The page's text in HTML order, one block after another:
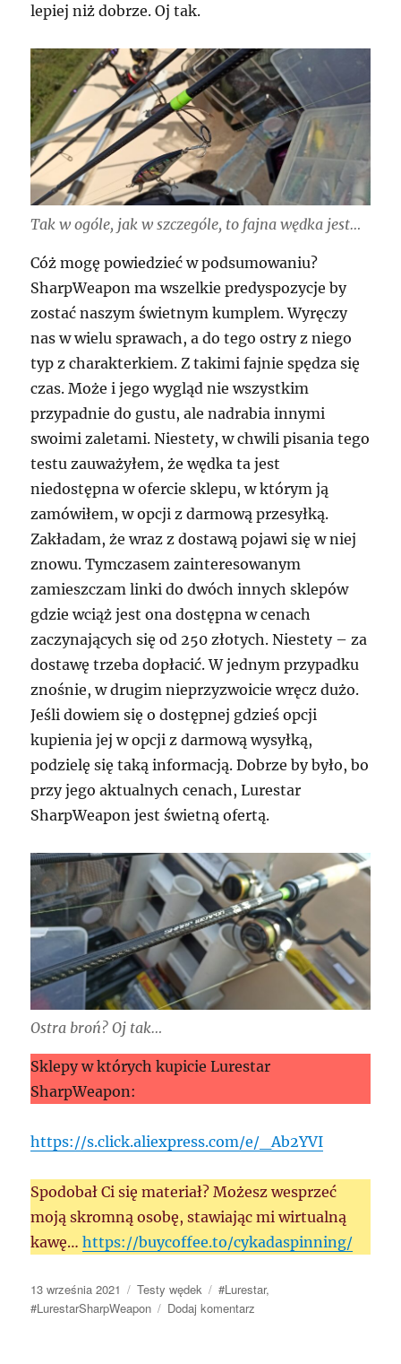
lepiej niż dobrze. Oj tak.
Tak w ogóle, jak w szczególe, to fajna wędka jest…
Cóż mogę powiedzieć w podsumowaniu?
SharpWeapon ma wszelkie predyspozycje by
zostać naszym świetnym kumplem. Wyręczy
nas w wielu sprawach, a do tego ostry z niego
typ z charakterkiem. Z takimi fajnie spędza się
czas. Może i jego wygląd nie wszystkim
przypadnie do gustu, ale nadrabia innymi
swoimi zaletami. Niestety, w chwili pisania tego
testu zauważyłem, że wędka ta jest
niedostępna w ofercie sklepu, w którym ją
zamówiłem, w opcji z darmową przesyłką.
Zakładam, że wraz z dostawą pojawi się w niej
znowu. Tymczasem zainteresowanym
zamieszczam linki do dwóch innych sklepów
gdzie wciąż jest ona dostępna w cenach
zaczynających się od 250 złotych. Niestety – za
dostawę trzeba dopłacić. W jednym przypadku
znośnie, w drugim nieprzyzwoicie wręcz dużo.
Jeśli dowiem się o dostępnej gdzieś opcji
kupienia jej w opcji z darmową wysyłką,
podzielę się taką informacją. Dobrze by było, bo
przy jego aktualnych cenach, Lurestar
SharpWeapon jest świetną ofertą.
Ostra broń? Oj tak…
Sklepy w których kupicie Lurestar
SharpWeapon:
https://s.click.aliexpress.com/e/_Ab2YVI
Spodobał Ci się materiał? Możesz wesprzeć
moją skromną osobę, stawiając mi wirtualną
kawę…https://buycoffee.to/cykadaspinning/
Data
publikacji
13 września 2021 Kategorie
Testy wędek Tagi
#Lurestar,
#LurestarSharpWeapon
Dodaj komentarz